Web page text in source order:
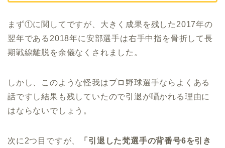
まず①に関してですが、大きく成果を残した2017年の
翌年である2018年に安部選手は右手中指を骨折して長
期戦線離脱を余儀なくされました。
しかし、このような怪我はプロ野球選手ならよくある
話ですし結果も残していたので引退が囁かれる理由に
はならないでしょう。
次に2つ目ですが、
「引退した梵選手の背番号6を引き